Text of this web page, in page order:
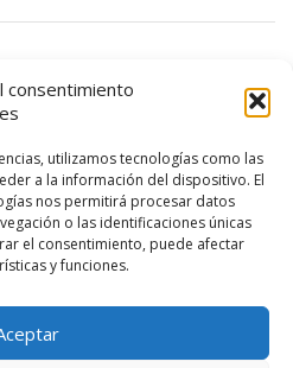
consentimiento
utilizamos tecnologías como las
a la información del dispositivo. El
nos permitirá procesar datos
o las identificaciones únicas
el consentimiento, puede afectar
y funciones.